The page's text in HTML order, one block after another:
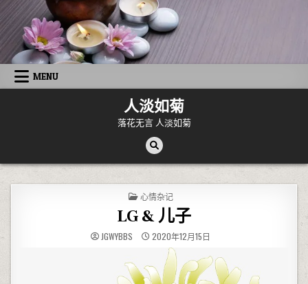
Skip to content
MENU
人淡如菊
落花无言 人淡如菊
POSTED IN
心情杂记
LG & 儿子
JGWYBBS 2020年12月15日